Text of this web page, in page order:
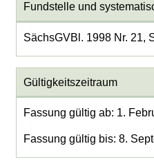
Fundstelle und
SächsGVBl. 1998 Nr. 21,
Gültigkeitszeitraum
Fassung gültig ab: 1.
Fassung gültig bis: 8.